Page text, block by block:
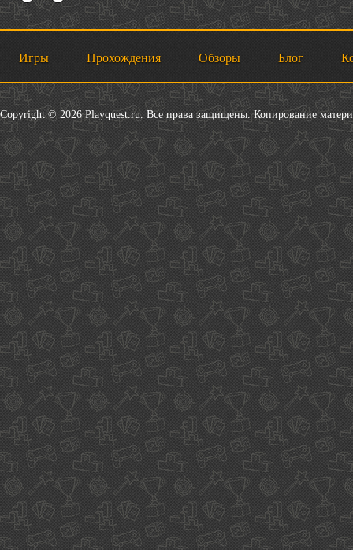
Игры Прохождения Обзоры Блог
Copyright © 2026 Playquest.ru. Все права защищены. Копирование